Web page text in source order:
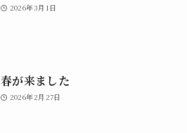
2026年3月1日
春が来ました
2026年2月27日